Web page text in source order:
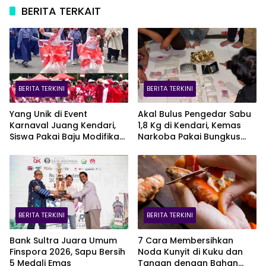
BERITA TERKAIT
BERITA TERKINI
Yang Unik di Event
Karnaval Juang Kendari,
Siswa Pakai Baju Modifikasi
Putih
BERITA TERKINI
Akal Bulus Pengedar Sabu
1,8 Kg di Kendari, Kemas
Narkoba Pakai Bungkus
BERITA TERKINI
Bank Sultra Juara Umum
Finspora 2026, Sapu Bersih
5 Medali Emas
BERITA TERKINI
7 Cara Membersihkan
Noda Kunyit di Kuku dan
Tangan dengan Bahan